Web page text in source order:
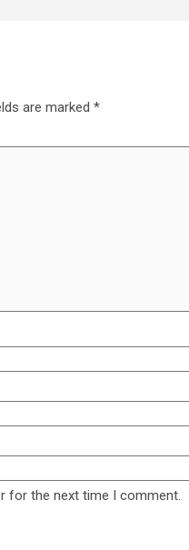
are marked *
for the next time I comment.